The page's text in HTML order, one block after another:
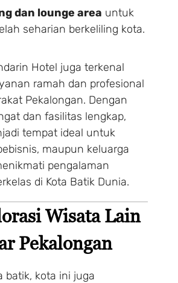
dan lounge area untuk
seharian berkeliling kota.
Hotel juga terkenal
ramah dan profesional
Pekalongan. Dengan
dan fasilitas lengkap,
tempat ideal untuk
maupun keluarga
pengalaman
di Kota Batik Dunia.
Wisata Lain
Pekalongan
batik, kota ini juga